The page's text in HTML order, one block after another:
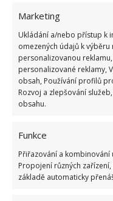
Marketing
Ukládání a/nebo přístup k
omezených údajů k
personalizovanou
personalizované reklamy,
obsah, Používání profilů
Rozvoj a zlepšování
obsahu.
Funkce
Přiřazování a
Propojení různých
základě automaticky
čemuž teď vypadá
o povedené
všechny moderní
ideální.